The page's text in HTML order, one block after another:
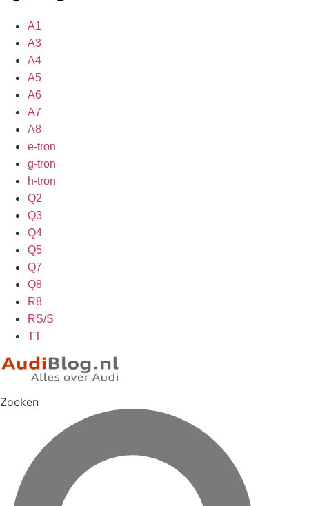
A1
A3
A4
A5
A6
A7
A8
e-tron
g-tron
h-tron
Q2
Q3
Q4
Q5
Q7
Q8
R8
RS/S
TT
Zoeken